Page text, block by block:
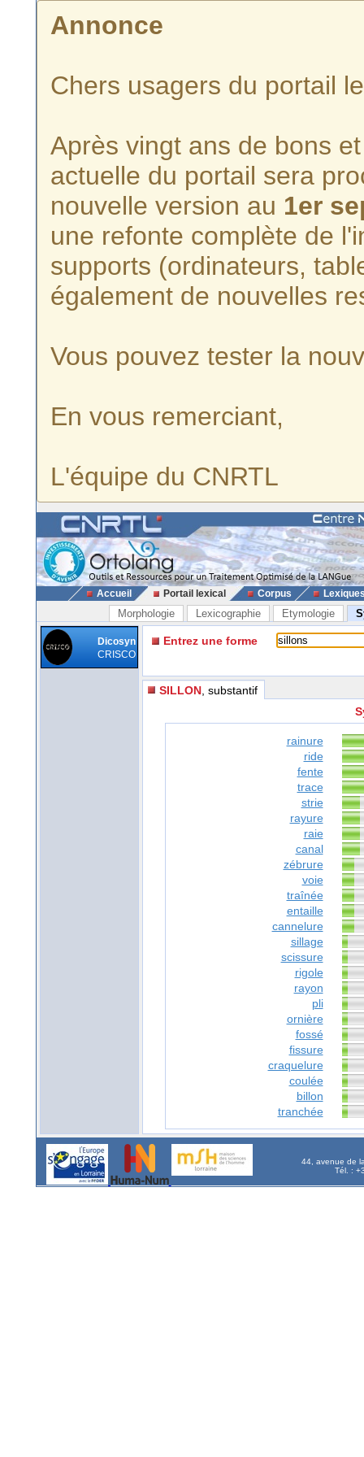
Annonce
Chers usagers du portail
Après vingt ans de bons
actuelle du portail sera
nouvelle version au 1er
une refonte complète de
supports (ordinateurs,
également de nouvelles
Vous pouvez tester la
En vous remerciant,
L'équipe du CNRTL
Accueil Portail lexical Corpus
Morphologie Lexicographie Etymologie
Dicosyn
CRISCO
Entrez une forme
SILLON , substantif
rainure
ride
fente
trace
strie
rayure
raie
canal
zébrure
voie
traînée
entaille
cannelure
sillage
scissure
rigole
rayon
pli
ornière
fossé
fissure
craquelure
coulée
billon
tranchée
44, avenue de
Tél. :